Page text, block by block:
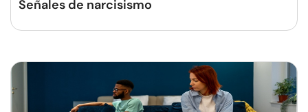
Señales de narcisismo